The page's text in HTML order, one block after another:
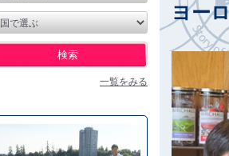
一覧をみる
ヨー